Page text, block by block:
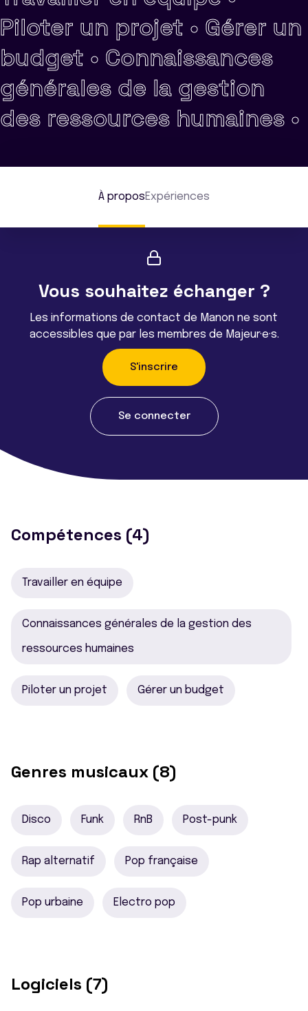
Piloter un projet • Gérer un
budget • Connaissances
générales de la gestion
des ressources humaines •
À proposExpériences
Vous souhaitez échanger ?
Les informations de contact de Manon ne sont
accessibles que par les membres de Majeur·e·s.
S'inscrire
Se connecter
Compétences (4)
Travailler en équipe
Connaissances générales de la gestion des
ressources humaines
Piloter un projet Gérer un budget
Genres musicaux (8)
Disco Funk RnB Post-punk
Rap alternatif Pop française
Pop urbaine Electro pop
Logiciels (7)